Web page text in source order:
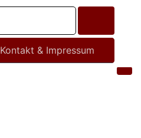
Kontakt & Impressum